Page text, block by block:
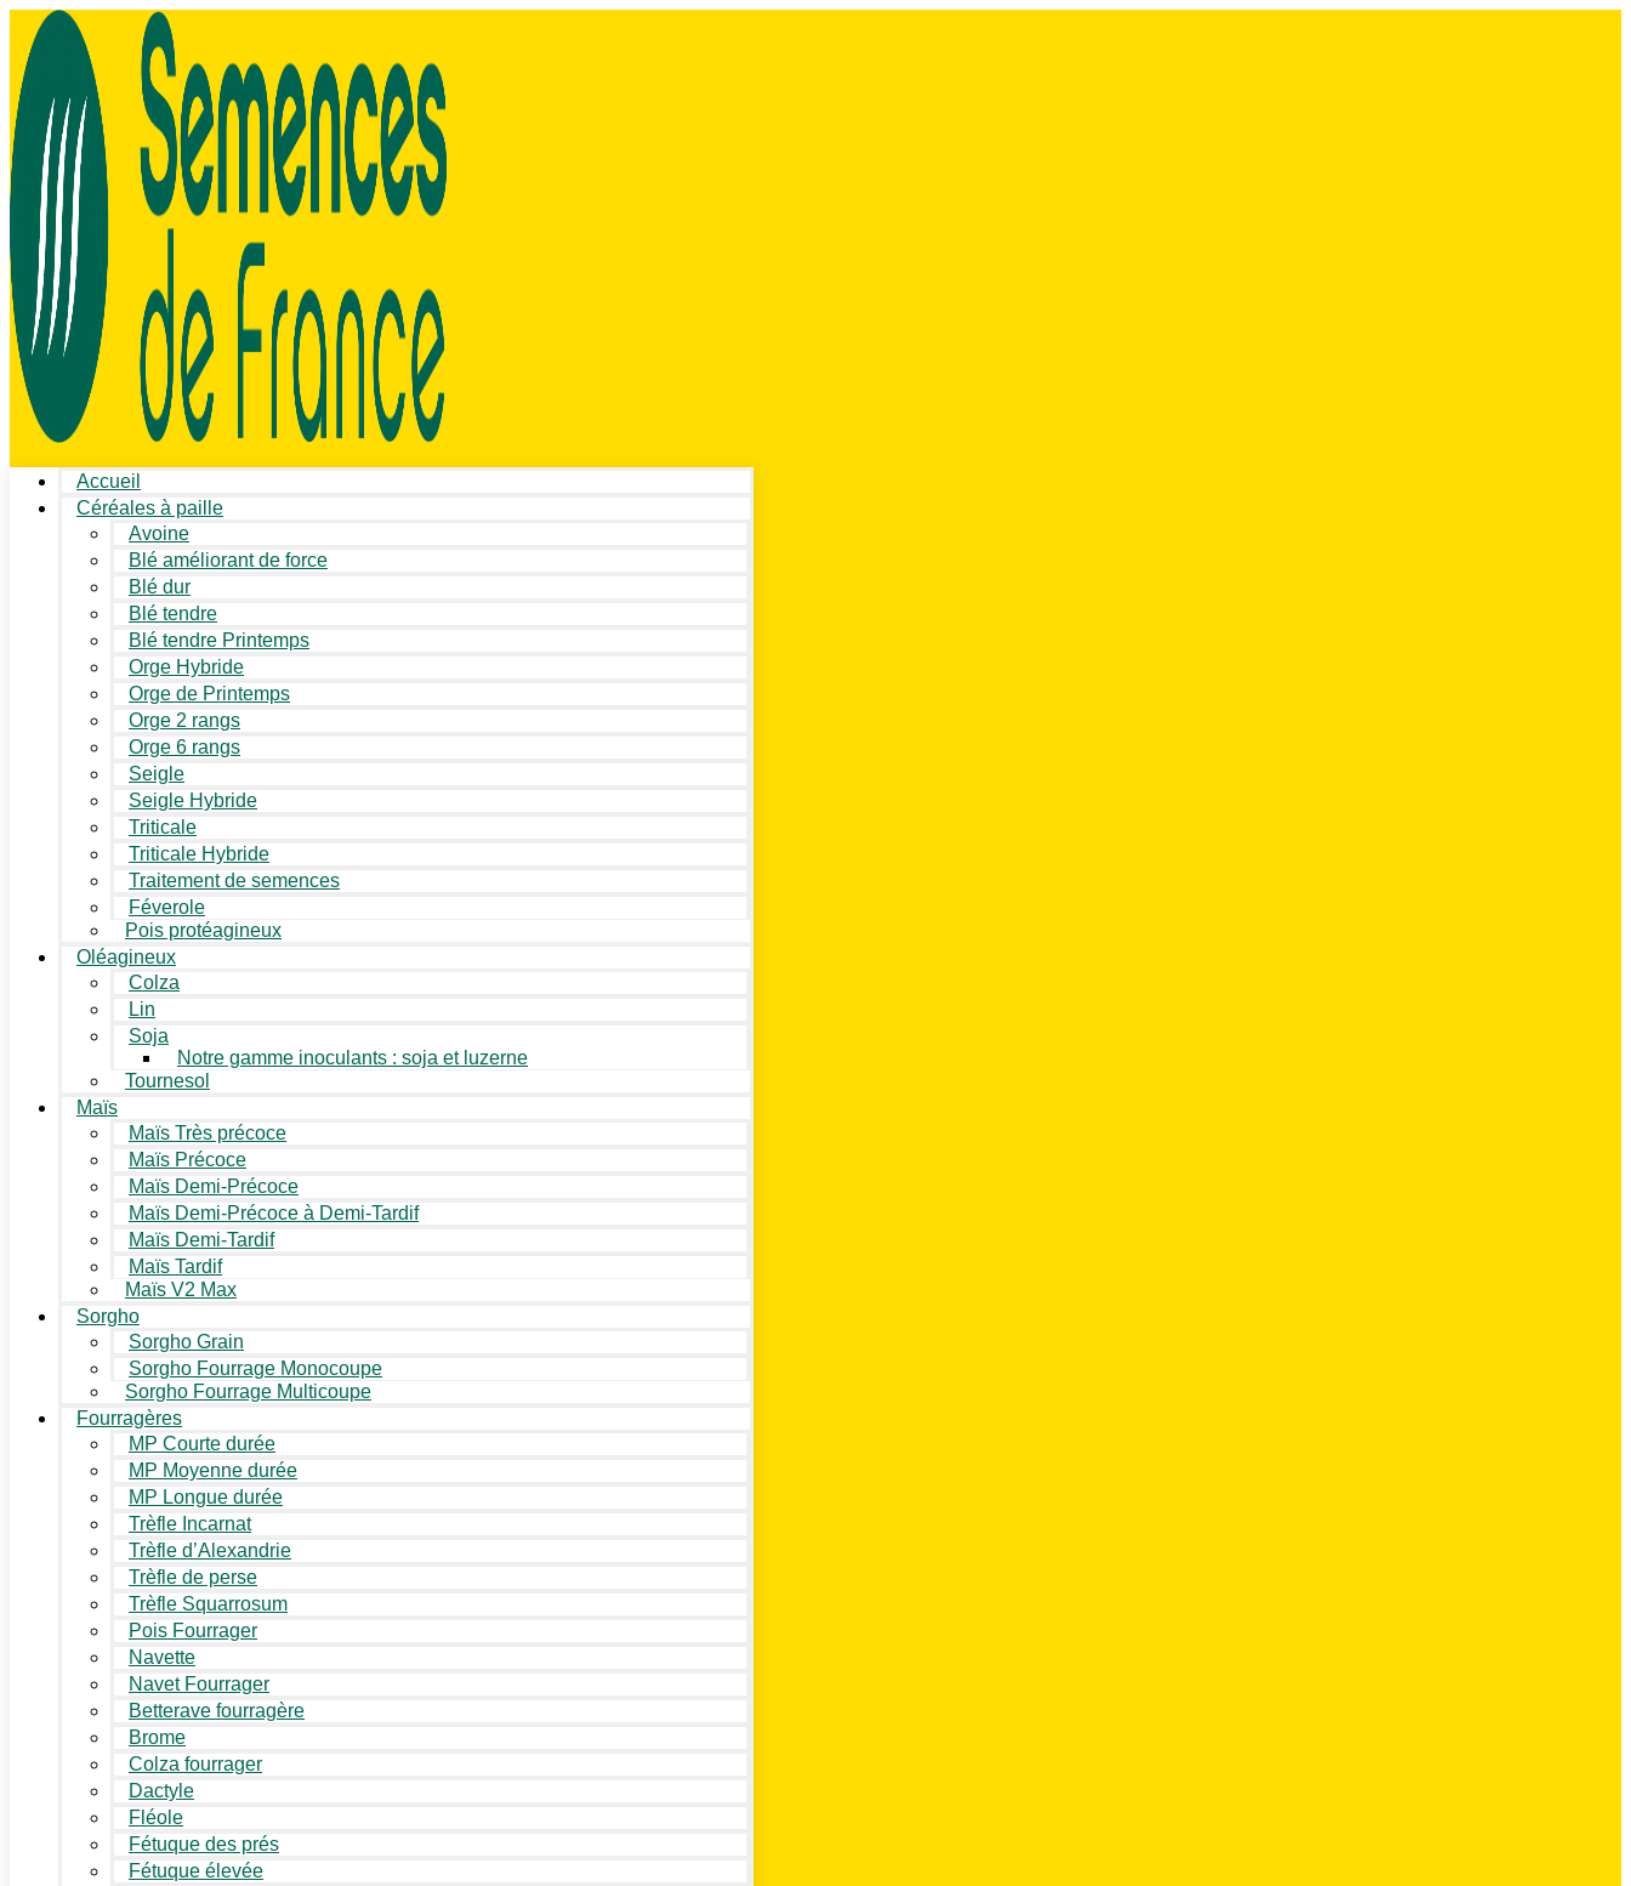
Accueil
Céréales à paille
Avoine
Blé améliorant de force
Blé dur
Blé tendre
Blé tendre Printemps
Orge Hybride
Orge de Printemps
Orge 2 rangs
Orge 6 rangs
Seigle
Seigle Hybride
Triticale
Triticale Hybride
Traitement de semences
Féverole
Pois protéagineux
Oléagineux
Colza
Lin
Soja
Notre gamme inoculants : soja et luzerne
Tournesol
Maïs
Maïs Très précoce
Maïs Précoce
Maïs Demi-Précoce
Maïs Demi-Précoce à Demi-Tardif
Maïs Demi-Tardif
Maïs Tardif
Maïs V2 Max
Sorgho
Sorgho Grain
Sorgho Fourrage Monocoupe
Sorgho Fourrage Multicoupe
Fourragères
MP Courte durée
MP Moyenne durée
MP Longue durée
Trèfle Incarnat
Trèfle d’Alexandrie
Trèfle de perse
Trèfle Squarrosum
Pois Fourrager
Navette
Navet Fourrager
Betterave fourragère
Brome
Colza fourrager
Dactyle
Fléole
Fétuque des prés
Fétuque élevée